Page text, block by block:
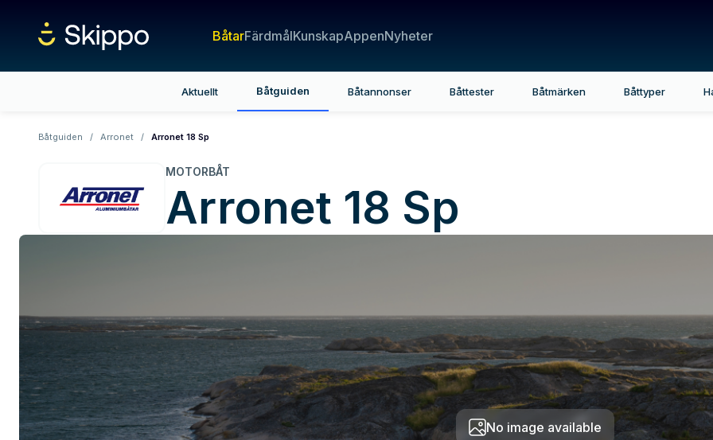
BåtarFärdmålKunskapAppenNyheter
Aktuellt Båtguiden Båtannonser Båttester Båtmärken Båttyper
Båtguiden / Arronet / Arronet 18 Sp
MOTORBÅT
Arronet 18 Sp
No image available